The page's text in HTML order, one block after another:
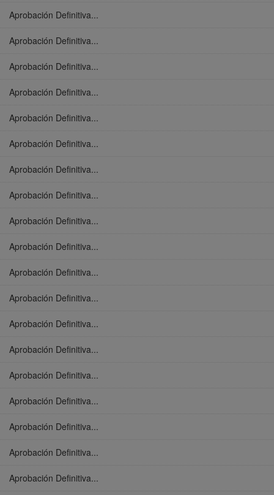
Aprobación Definitiva...
Aprobación Definitiva...
Aprobación Definitiva...
Aprobación Definitiva...
Aprobación Definitiva...
Aprobación Definitiva...
Aprobación Definitiva...
Aprobación Definitiva...
Aprobación Definitiva...
Aprobación Definitiva...
Aprobación Definitiva...
Aprobación Definitiva...
Aprobación Definitiva...
Aprobación Definitiva...
Aprobación Definitiva...
Aprobación Definitiva...
Aprobación Definitiva...
Aprobación Definitiva...
Aprobación Definitiva...